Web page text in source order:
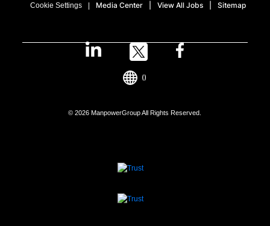
Cookie Settings Media Center View All Jobs Sitemap
© 2026 ManpowerGroup All Rights Reserved.
()